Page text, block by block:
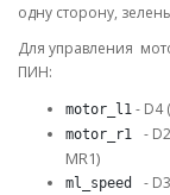
одну сторону,
Для управления
ПИН:
motor_l1 - D4
motor_r1 - D2
MR1)
ml_speed -